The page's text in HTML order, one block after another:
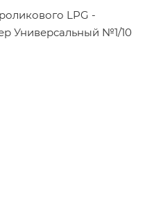
LPG -
Универсальный №1/10